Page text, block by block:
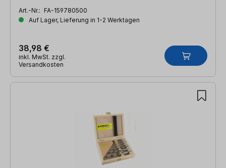
Art.-Nr.: FA-159780500
Auf Lager, Lieferung in 1-2 Werktagen
38,98 €
inkl. MwSt. zzgl.
Versandkosten